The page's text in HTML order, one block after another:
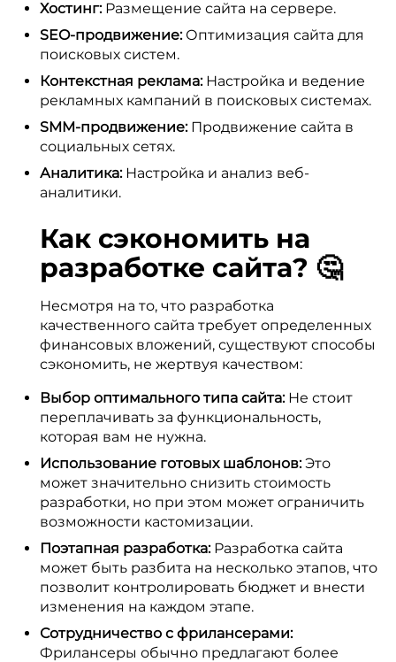
Хостинг:Размещение сайта на сервере.
SEO-продвижение:Оптимизация сайта для
поисковых систем.
Контекстная реклама:Настройка и ведение
рекламных кампаний в поисковых системах.
SMM-продвижение:Продвижение сайта в
социальных сетях.
Аналитика:Настройка и анализ веб-
аналитики.
Как сэкономить на
разработке сайта? 🤔
Несмотря на то, что разработка
качественного сайта требует определенных
финансовых вложений, существуют способы
сэкономить, не жертвуя качеством:
Выбор оптимального типа сайта:Не стоит
переплачивать за функциональность,
которая вам не нужна.
Использование готовых шаблонов:Это
может значительно снизить стоимость
разработки, но при этом может ограничить
возможности кастомизации.
Поэтапная разработка:Разработка сайта
может быть разбита на несколько этапов, что
позволит контролировать бюджет и внести
изменения на каждом этапе.
Сотрудничество с фрилансерами:
Фрилансеры обычно предлагают более